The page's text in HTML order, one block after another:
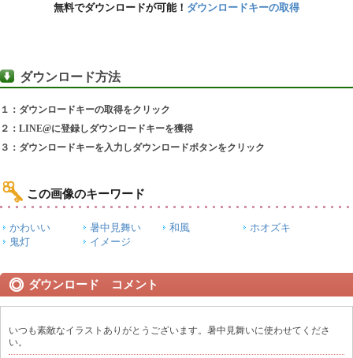
無料でダウンロードが可能！ ダウンロードキーの取得
ダウンロード方法
１：ダウンロードキーの取得をクリック
２：LINE@に登録しダウンロードキーを獲得
３：ダウンロードキーを入力しダウンロードボタンをクリック
この画像のキーワード
かわいい 暑中見舞い 和風
ホオズキ
鬼灯
イメージ
ダウンロード コメント
いつも素敵なイラストありがとうございます。暑中見舞いに使わせてくださ
い。